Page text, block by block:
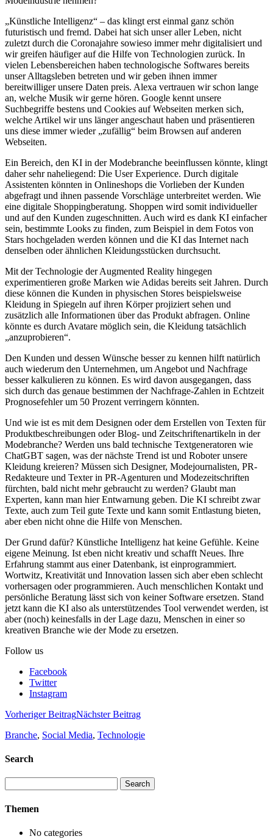
„Künstliche Intelligenz“ – das klingt erst einmal ganz schön
futuristisch und fremd. Dabei hat sich unser aller Leben, nicht
zuletzt durch die Coronajahre sowieso immer mehr digitalisiert und
wir greifen häufiger auf die Hilfe von Technologien zurück. In
vielen Lebensbereichen haben technologische Softwares bereits
unser Alltagsleben betreten und wir geben ihnen immer
bereitwilliger unsere Daten preis. Alexa vertrauen wir schon lange
an, welche Musik wir gerne hören. Google kennt unsere
Suchbegriffe bestens und Cookies auf Webseiten merken sich,
welche Artikel wir uns länger angeschaut haben und präsentieren
uns diese immer wieder „zufällig“ beim Browsen auf anderen
Webseiten.
Ein Bereich, den KI in der Modebranche beeinflussen könnte, klingt
daher sehr naheliegend: Die User Experience. Durch digitale
Assistenten könnten in Onlineshops die Vorlieben der Kunden
abgefragt und ihnen passende Vorschläge unterbreitet werden. Wie
eine digitale Shoppingberatung. Shoppen wird somit individueller
und auf den Kunden zugeschnitten. Auch wird es dank KI einfacher
sein, bestimmte Looks zu finden, zum Beispiel in dem Fotos von
Stars hochgeladen werden können und die KI das Internet nach
denselben oder ähnlichen Kleidungsstücken durchsucht.
Mit der Technologie der Augmented Reality hingegen
experimentieren große Marken wie Adidas bereits seit Jahren. Durch
diese können die Kunden in physischen Stores beispielsweise
Kleidung in Spiegeln auf ihren Körper projiziert sehen und
zusätzlich alle Informationen über das Produkt abfragen. Online
könnte es durch Avatare möglich sein, die Kleidung tatsächlich
„anzuprobieren“.
Den Kunden und dessen Wünsche besser zu kennen hilft natürlich
auch wiederum den Unternehmen, um Angebot und Nachfrage
besser kalkulieren zu können. Es wird davon ausgegangen, dass
sich durch das genaue bestimmen der Nachfrage-Zahlen in Echtzeit
Prognosefehler um 50 Prozent verringern könnten.
Und wie ist es mit dem Designen oder dem Erstellen von Texten für
Produktbeschreibungen oder Blog- und Zeitschriftenartikeln in der
Modebranche? Werden uns bald technische Textgeneratoren wie
ChatGBT sagen, was der nächste Trend ist und Roboter unsere
Kleidung kreieren? Müssen sich Designer, Modejournalisten, PR-
Redakteure und Texter in PR-Agenturen und Modezeitschriften
fürchten, bald nicht mehr gebraucht zu werden? Glaubt man
Experten, kann man hier Entwarnung geben. Die KI schreibt zwar
Texte, auch zum Teil gute Texte und kann somit Entlastung bieten,
aber eben nicht ohne die Hilfe von Menschen.
Der Grund dafür? Künstliche Intelligenz hat keine Gefühle. Keine
eigene Meinung. Ist eben nicht kreativ und schafft Neues. Ihre
Erfahrung stammt aus einer Datenbank, ist einprogrammiert.
Wortwitz, Kreativität und Innovation lassen sich aber eben schlecht
vorhersagen oder programmieren. Auch menschlichen Kontakt und
persönliche Beratung lässt sich von keiner Software ersetzen. Stand
jetzt kann die KI also als unterstützendes Tool verwendet werden, ist
aber (noch) keinesfalls in der Lage dazu, Menschen in einer so
kreativen Branche wie der Mode zu ersetzen.
Follow us
Facebook
Twitter
Instagram
Vorheriger BeitragNächster Beitrag
Branche, Social Media, Technologie
Search
for:
Themen
No categories